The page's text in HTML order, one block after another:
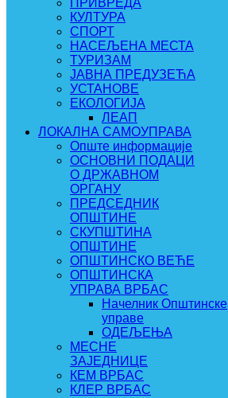
ПРИВРЕДА
КУЛТУРА
СПОРТ
НАСЕЉЕНА МЕСТА
ТУРИЗАМ
ЈАВНА ПРЕДУЗЕЋА
УСТАНОВЕ
ЕКОЛОГИЈА
ЛЕАП
ЛОКАЛНА САМОУПРАВА
Опште информације
ОСНОВНИ ПОДАЦИ
О ДРЖАВНОМ
ОРГАНУ
ПРЕДСЕДНИК
ОПШТИНЕ
СКУПШТИНА
ОПШТИНЕ
ОПШТИНСКО ВЕЋЕ
ОПШТИНСКА
УПРАВА ВРБАС
Начелник Општинске
управе
ОДЕЉЕЊА
МЕСНЕ
ЗАЈЕДНИЦЕ
КЕМ ВРБАС
КЛЕР ВРБАС